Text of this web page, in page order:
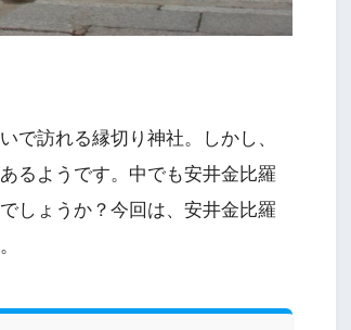
で訪れる縁切り神社。しかし、
るようです。中でも安井金比羅
しょうか？今回は、安井金比羅